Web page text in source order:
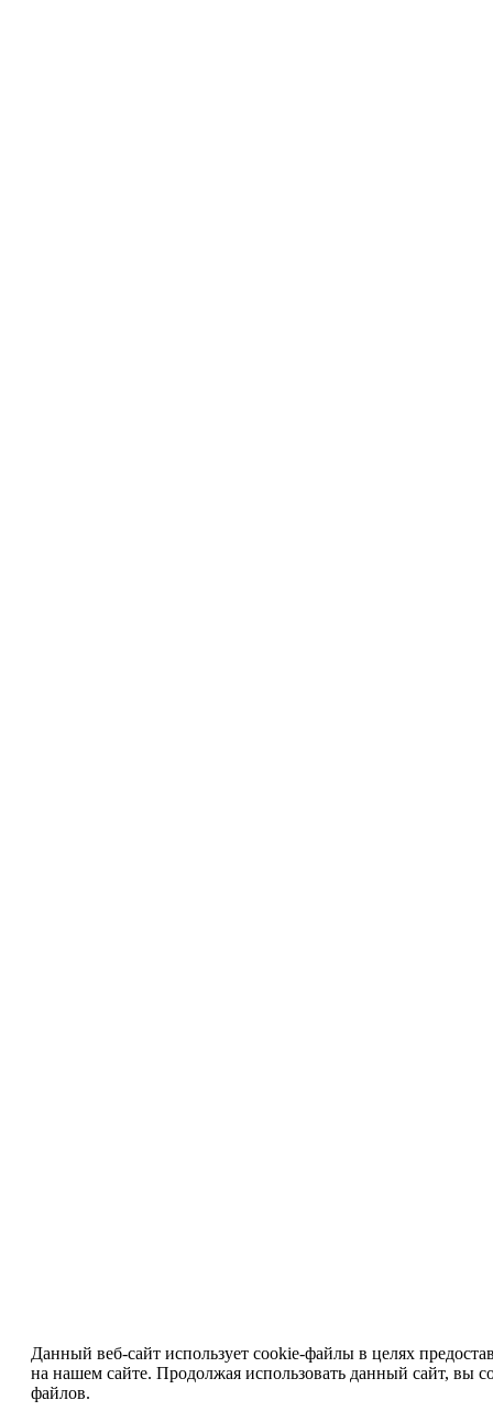
Данный веб-сайт использует cookie-файлы в целях
на нашем сайте. Продолжая использовать данный сайт, вы
файлов.